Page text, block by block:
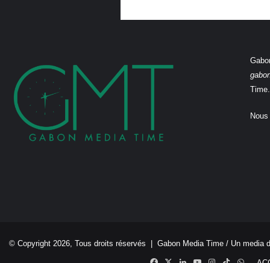
Time.
© Copyright 2026, Tous droits réservés | Gabon Media Time / Un media